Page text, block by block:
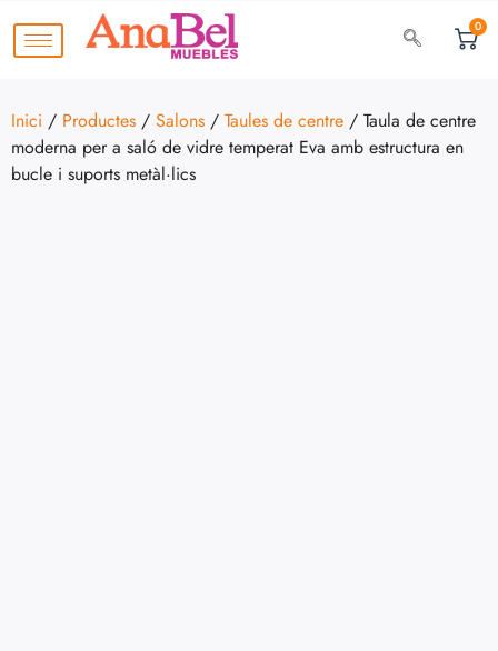
0
Inici / Productes / Salons / Taules de centre / Taula de centre
moderna per a saló de vidre temperat Eva amb estructura en
bucle i suports metàl·lics